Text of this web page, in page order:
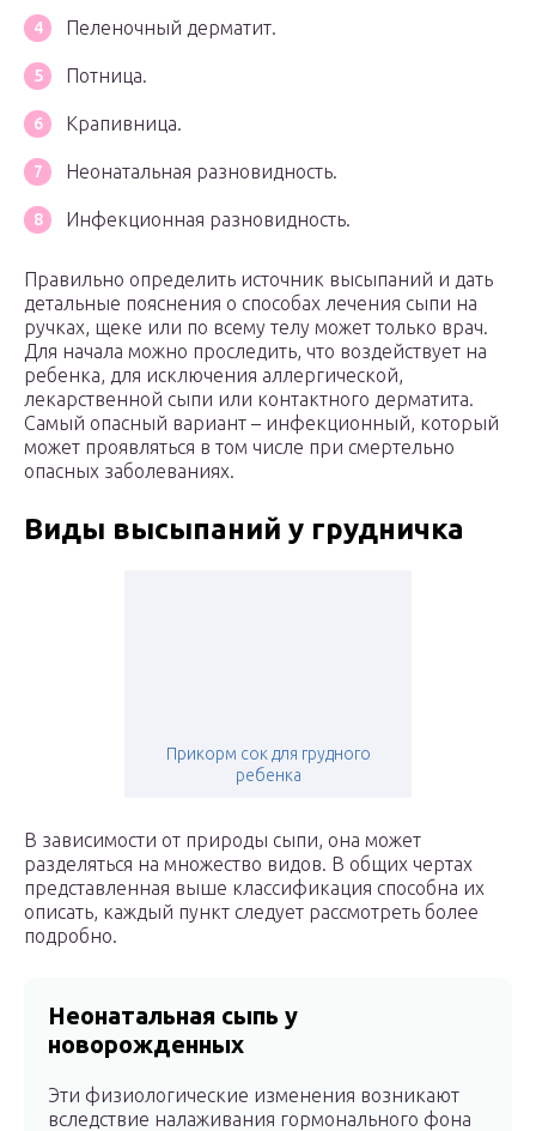
Пеленочный дерматит.
Потница.
Крапивница.
Неонатальная разновидность.
Инфекционная разновидность.
Правильно определить источник высыпаний и дать
детальные пояснения о способах лечения сыпи на
ручках, щеке или по всему телу может только врач.
Для начала можно проследить, что воздействует на
ребенка, для исключения аллергической,
лекарственной сыпи или контактного дерматита.
Самый опасный вариант – инфекционный, который
может проявляться в том числе при смертельно
опасных заболеваниях.
Виды высыпаний у грудничка
Прикорм сок для грудного
ребенка
В зависимости от природы сыпи, она может
разделяться на множество видов. В общих чертах
представленная выше классификация способна их
описать, каждый пункт следует рассмотреть более
подробно.
Неонатальная сыпь у
новорожденных
Эти физиологические изменения возникают
вследствие налаживания гормонального фона